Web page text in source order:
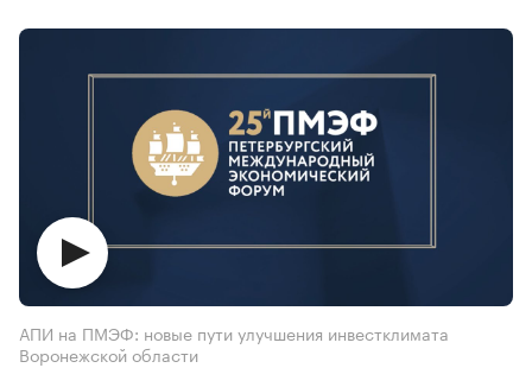
АПИ на ПМЭФ: новые пути улучшения инвестклимата
Воронежской области